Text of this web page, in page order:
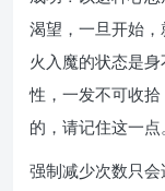
渴望，一旦开始
火入魔的状态是
性，一发不可收
的，请记住这一点。
强制减少次数只